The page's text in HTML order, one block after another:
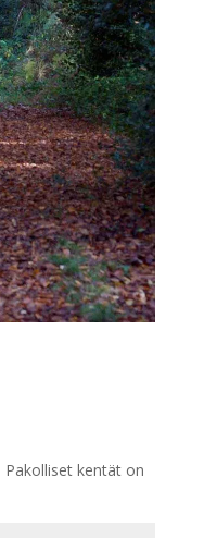
Pakolliset kentät on